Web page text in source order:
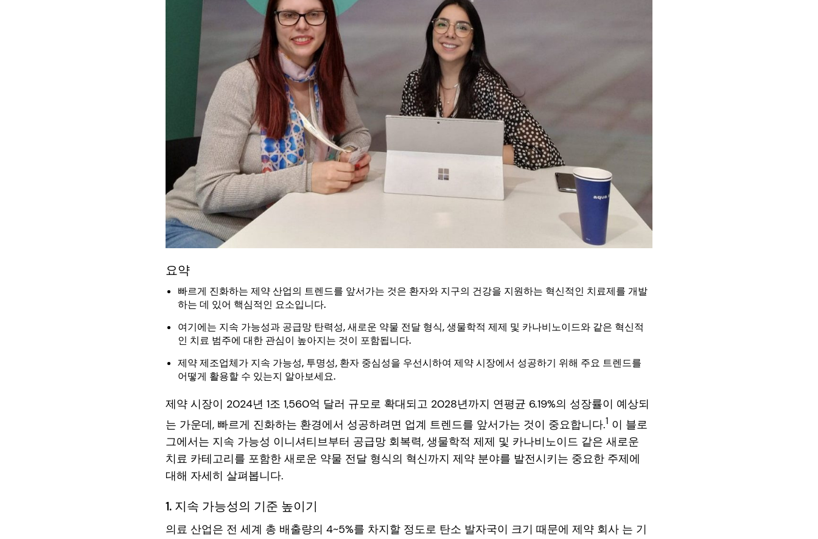
요약
빠르게 진화하는 제약 산업의 트렌드를 앞서가는 것은 환자와 지구의 건강을 지원하는 혁신적인 치료제를 개발
하는 데 있어 핵심적인 요소입니다.
여기에는 지속 가능성과 공급망 탄력성, 새로운 약물 전달 형식, 생물학적 제제 및 카나비노이드와 같은 혁신적
인 치료 범주에 대한 관심이 높아지는 것이 포함됩니다.
제약 제조업체가 지속 가능성, 투명성, 환자 중심성을 우선시하여 제약 시장에서 성공하기 위해 주요 트렌드를
어떻게 활용할 수 있는지 알아보세요.
제약 시장이 2024년 1조 1,560억 달러 규모로 확대되고 2028년까지 연평균 6.19%의 성장률이 예상되
는 가운데, 빠르게 진화하는 환경에서 성공하려면 업계 트렌드를 앞서가는 것이 중요합니다.1 이 블로
그에서는 지속 가능성 이니셔티브부터 공급망 회복력, 생물학적 제제 및 카나비노이드 같은 새로운
치료 카테고리를 포함한 새로운 약물 전달 형식의 혁신까지 제약 분야를 발전시키는 중요한 주제에
대해 자세히 살펴봅니다.
1. 지속 가능성의 기준 높이기
의료 산업은 전 세계 총 배출량의 4~5%를 차지할 정도로 탄소 발자국이 크기 때문에 제약 회사 는 기